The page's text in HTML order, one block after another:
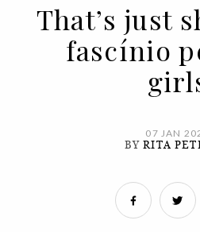
That’s just
fascínio
07 JAN
BYRITA